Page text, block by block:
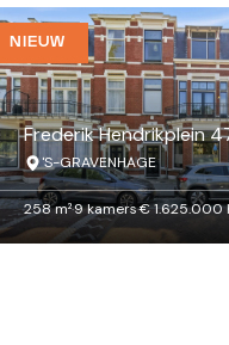
NIEUW
Frederik Hendrikplein
'S-GRAVENHAGE
258 m²·9 kamers·€ 1.625.000